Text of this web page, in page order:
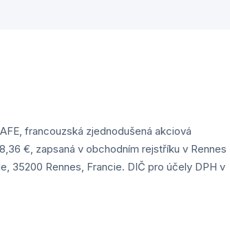
francouzská zjednodušená akciová
€, zapsaná v obchodním rejstříku v Rennes
35200 Rennes, Francie. DIČ pro účely DPH v